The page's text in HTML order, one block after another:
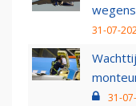
31-07-
31-